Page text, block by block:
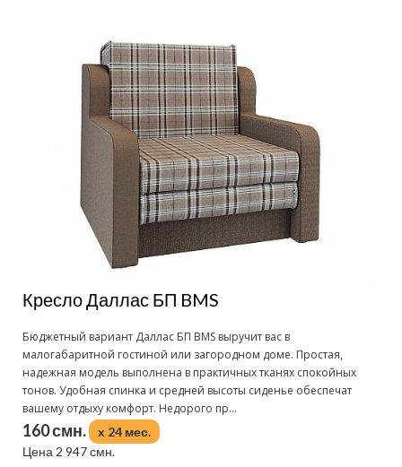
Кресло Даллас БП BMS
Бюджетный вариант Даллас БП BMS выручит вас в
малогабаритной гостиной или загородном доме. Простая,
надежная модель выполнена в практичных тканях спокойных
тонов. Удобная спинка и средней высоты сиденье обеспечат
вашему отдыху комфорт. Недорого пр...
160 смн.
x 24 мес.
Цена 2 947 смн.